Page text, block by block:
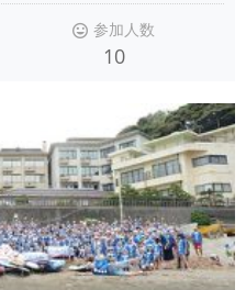
参加人数
10